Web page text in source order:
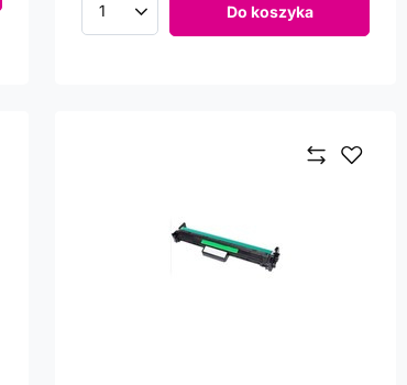
Ilość produktów Do koszyka